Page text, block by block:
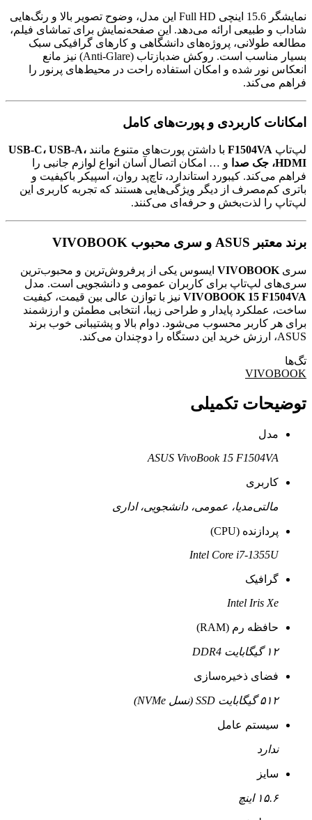
نمایشگر 15.6 اینچی Full HD این مدل، وضوح تصویر بالا و رنگ‌هایی
شاداب و طبیعی ارائه می‌دهد. این صفحه‌نمایش برای تماشای فیلم،
مطالعه طولانی، پروژه‌های دانشگاهی و کارهای گرافیکی سبک
بسیار مناسب است. روکش ضدبازتاب (Anti-Glare) نیز مانع
انعکاس نور شده و امکان استفاده راحت در محیط‌های پرنور را
فراهم می‌کند.
امکانات کاربردی و پورت‌های کامل
لپ‌تاپ F1504VA با داشتن پورت‌های متنوع مانند USB-C، USB-A،
HDMI، جک صدا
و … امکان اتصال آسان انواع لوازم جانبی را
فراهم می‌کند. کیبورد استاندارد، تاچ‌پد روان، اسپیکر باکیفیت و
باتری کم‌مصرف از دیگر ویژگی‌هایی هستند که تجربه کاربری این
لپ‌تاپ را لذت‌بخش و حرفه‌ای می‌کنند.
برند معتبر ASUS و سری محبوب VIVOBOOK
سری VIVOBOOK ایسوس یکی از پرفروش‌ترین و محبوب‌ترین
سری‌های لپ‌تاپ برای کاربران عمومی و دانشجویی است. مدل
VIVOBOOK 15 F1504VA نیز با توازن عالی بین قیمت، کیفیت
ساخت، عملکرد پایدار و طراحی زیبا، انتخابی مطمئن و ارزشمند
برای هر کاربر محسوب می‌شود. دوام بالا و پشتیبانی خوب برند
ASUS، ارزش خرید این دستگاه را دوچندان می‌کند.
تگ‌ها
VIVOBOOK
توضیحات تکمیلی
مدل
ASUS VivoBook 15 F1504VA
کاربری
مالتی‌مدیا، عمومی، دانشجویی، اداری
پردازنده (CPU)
Intel Core i7-1355U
گرافیک
Intel Iris Xe
حافظه رم (RAM)
۱۲ گیگابایت DDR4
فضای ذخیره‌سازی
۵۱۲ گیگابایت SSD (نسل NVMe)
سیستم عامل
ندارد
سایز
۱۵.۶ اینچ